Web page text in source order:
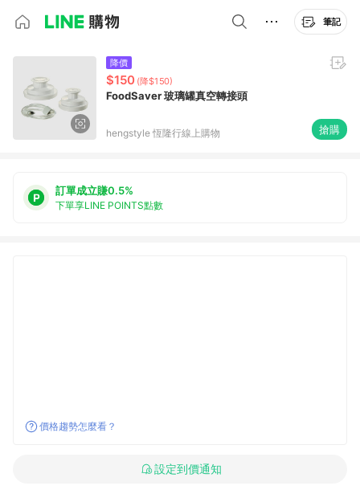
筆記
降價
$150 (降$150)
FoodSaver 玻璃罐真空轉接頭
hengstyle 恆隆行線上購物 搶購
訂單成立賺0.5%
下單享LINE POINTS點數
價格趨勢怎麼看？
設定到價通知